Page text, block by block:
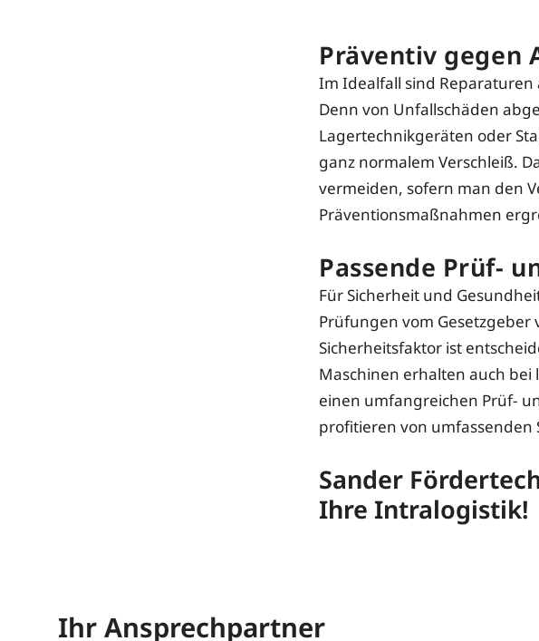
Präventiv gegen
Im Idealfall sind
Denn von Unfallschäden
Lagertechnikgeräten oder
ganz normalem Verschleiß.
vermeiden, sofern man den
Präventionsmaßnahmen
Passende Prüf-
Für Sicherheit und
Prüfungen vom
Sicherheitsfaktor ist
Maschinen erhalten auch
einen umfangreichen Prüf-
profitieren von umfassenden
Sander
Ihre Intralogistik!
Ihr Ansprechpartner